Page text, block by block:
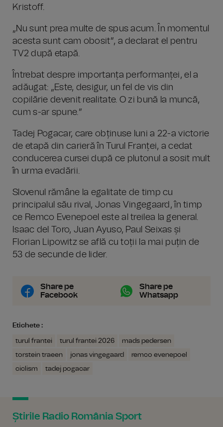
Kristoff.
„Nu sunt prea multe de spus acum. În momentul
acesta sunt cam obosit”, a declarat el pentru
TV2 după etapă.
Întrebat despre importanța performanței, el a
adăugat: „Este, desigur, un fel de vis din
copilărie devenit realitate. O zi bună la muncă,
cum s-ar spune.”
Tadej Pogacar, care obținuse luni a 22-a victorie
de etapă din carieră în Turul Franței, a cedat
conducerea cursei după ce plutonul a sosit mult
în urma evadării.
Slovenul rămâne la egalitate de timp cu
principalul său rival, Jonas Vingegaard, în timp
ce Remco Evenepoel este al treilea la general.
Isaac del Toro, Juan Ayuso, Paul Seixas și
Florian Lipowitz se află cu toții la mai puțin de
53 de secunde de lider.
Share pe
Facebook
Share pe
Whatsapp
Etichete :
turul frantei turul frantei 2026
mads pedersen
torstein traeen
jonas vingegaard
remco evenepoel
ciclism
tadej pogacar
Știrile Radio România Sport